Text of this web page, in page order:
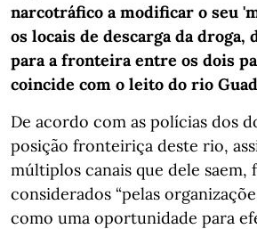
narcotráfico a modificar o seu
os locais de descarga da droga,
para a fronteira entre os dois
coincide com o leito do rio
De acordo com as polícias dos
posição fronteiriça deste rio,
múltiplos canais que dele saem,
considerados “pelas
como uma oportunidade para